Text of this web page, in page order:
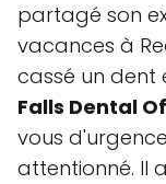
partagé son
vacances à
cassé un dent
Falls Dental
vous
attentionné. Il